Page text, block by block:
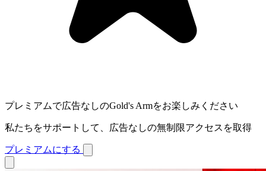
プレミアムで広告なしのGold's Armをお楽しみください
私たちをサポートして、広告なしの無制限アクセスを取得
プレミアムにする